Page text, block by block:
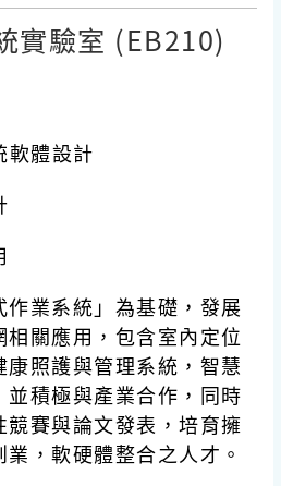
實驗室 (EB210)
軟體設計
業系統」為基礎，發展
關應用，包含室內定位
照護與管理系統，智慧
積極與產業合作，同時
賽與論文發表，培育擁
，軟硬體整合之人才。